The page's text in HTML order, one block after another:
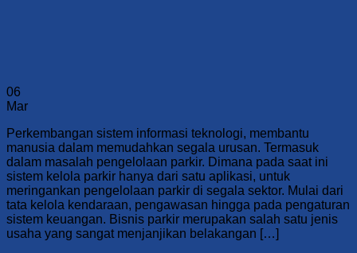
06
Mar
Perkembangan sistem informasi teknologi, membantu
manusia dalam memudahkan segala urusan. Termasuk
dalam masalah pengelolaan parkir. Dimana pada saat ini
sistem kelola parkir hanya dari satu aplikasi, untuk
meringankan pengelolaan parkir di segala sektor. Mulai dari
tata kelola kendaraan, pengawasan hingga pada pengaturan
sistem keuangan. Bisnis parkir merupakan salah satu jenis
usaha yang sangat menjanjikan belakangan […]